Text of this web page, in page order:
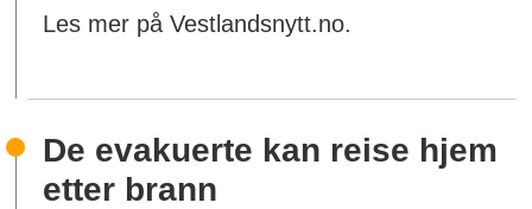
Les mer på Vestlandsnytt.no.
De evakuerte kan reise hjem
etter brann